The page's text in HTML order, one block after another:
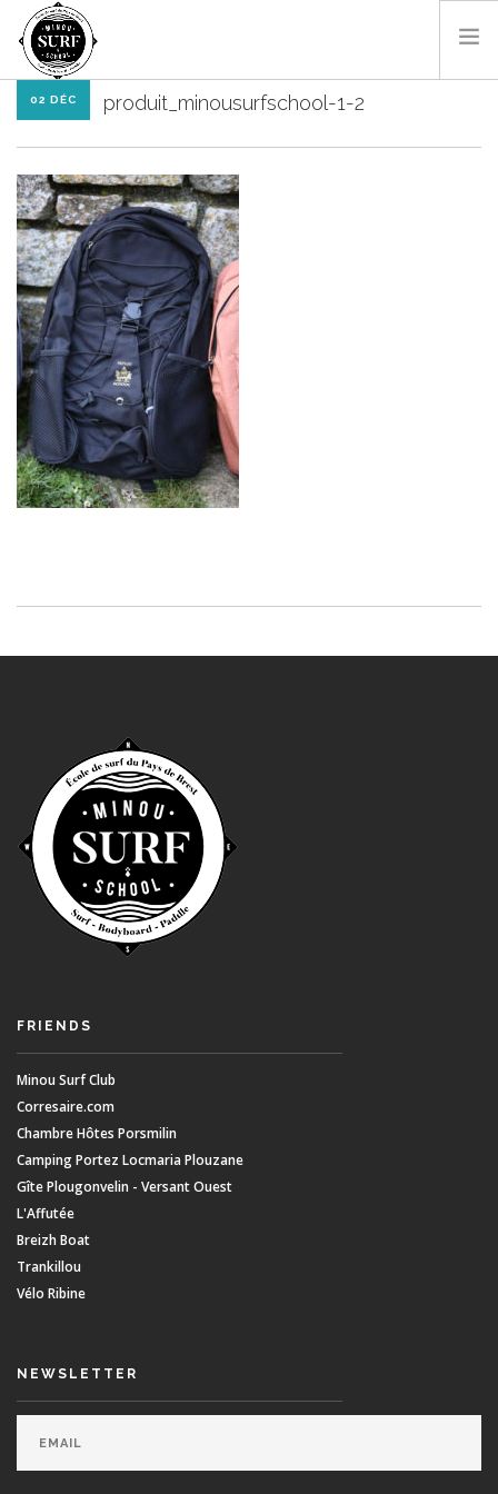
SURF & BODYBOARD
PADDLE
LES MONITEURS
LOCATIONS
SHOP
CONTACT
RÉSA EN LIGNE
FR
02 DÉC produit_minousurfschool-1-2
FRIENDS
Minou Surf Club
Corresaire.com
Chambre Hôtes Porsmilin
Camping Portez Locmaria Plouzane
Gîte Plougonvelin - Versant Ouest
L'Affutée
Breizh Boat
Trankillou
Vélo Ribine
NEWSLETTER